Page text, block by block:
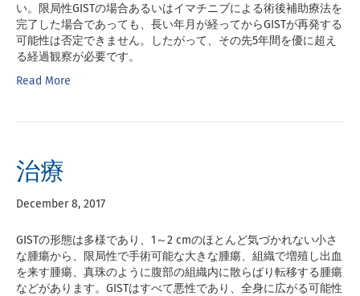
い。限局性GISTの場合あるいはイマチニブによる術後補助療法を
完了した場合であっても、長い年月が経ってからGISTが再発する
可能性は否定できません。したがって、その先5年間を優に超え
る経過観察が必要です。
Read More
治療
December 8, 2017
GISTの形態は多様であり、1～2 cmのほとんど気づかれない小さ
な腫瘍から、限局性で手術可能な大きな腫瘍、組織で増殖し出血
を来す腫瘍、真珠のように腹部の組織内に散らばり転移する腫瘍
などがあります。GISTはすべて悪性であり、全身に広がる可能性